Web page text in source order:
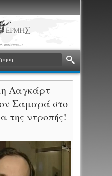
Λαγκάρτ
Σαμαρά στο
της ντροπής!